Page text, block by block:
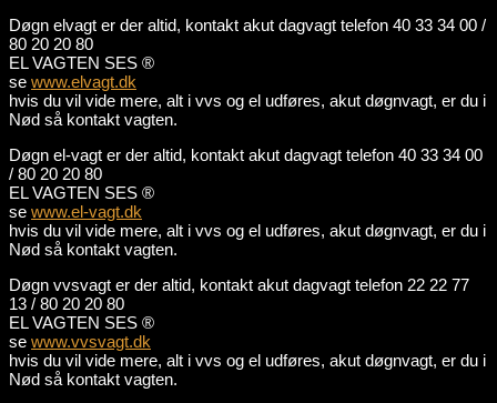
Døgn elvagt er der altid, kontakt akut dagvagt telefon 40 33 34 00 /
80 20 20 80
EL VAGTEN SES ®
se www.elvagt.dk
hvis du vil vide mere, alt i vvs og el udføres, akut døgnvagt, er du i
Nød så kontakt vagten.
Døgn el-vagt er der altid, kontakt akut dagvagt telefon 40 33 34 00
/ 80 20 20 80
EL VAGTEN SES ®
se www.el-vagt.dk
hvis du vil vide mere, alt i vvs og el udføres, akut døgnvagt, er du i
Nød så kontakt vagten.
Døgn vvsvagt er der altid, kontakt akut dagvagt telefon 22 22 77
13 / 80 20 20 80
EL VAGTEN SES ®
se www.vvsvagt.dk
hvis du vil vide mere, alt i vvs og el udføres, akut døgnvagt, er du i
Nød så kontakt vagten.